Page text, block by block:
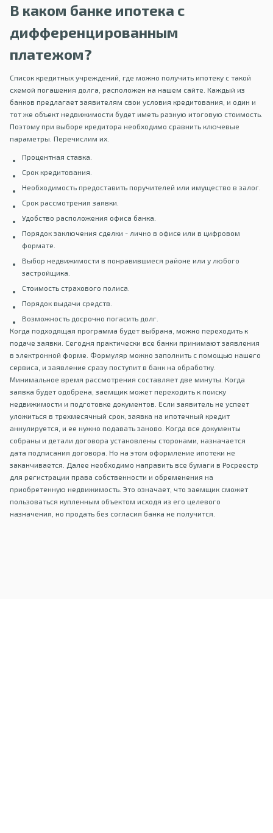
В каком банке ипотека с
дифференцированным
платежом?
Список кредитных учреждений, где можно получить ипотеку с такой
схемой погашения долга, расположен на нашем сайте. Каждый из
банков предлагает заявителям свои условия кредитования, и один и
тот же объект недвижимости будет иметь разную итоговую стоимость.
Поэтому при выборе кредитора необходимо сравнить ключевые
параметры. Перечислим их.
Процентная ставка.
Срок кредитования.
Необходимость предоставить поручителей или имущество в залог.
Срок рассмотрения заявки.
Удобство расположения офиса банка.
Порядок заключения сделки - лично в офисе или в цифровом
формате.
Выбор недвижимости в понравившиеся районе или у любого
застройщика.
Стоимость страхового полиса.
Порядок выдачи средств.
Возможность досрочно погасить долг.
Когда подходящая программа будет выбрана, можно переходить к
подаче заявки. Сегодня практически все банки принимают заявления
в электронной форме. Формуляр можно заполнить с помощью нашего
сервиса, и заявление сразу поступит в банк на обработку.
Минимальное время рассмотрения составляет две минуты. Когда
заявка будет одобрена, заемщик может переходить к поиску
недвижимости и подготовке документов. Если заявитель не успеет
уложиться в трехмесячный срок, заявка на ипотечный кредит
аннулируется, и ее нужно подавать заново. Когда все документы
собраны и детали договора установлены сторонами, назначается
дата подписания договора. Но на этом оформление ипотеки не
заканчивается. Далее необходимо направить все бумаги в Росреестр
для регистрации права собственности и обременения на
приобретенную недвижимость. Это означает, что заемщик сможет
пользоваться купленным объектом исходя из его целевого
назначения, но продать без согласия банка не получится.